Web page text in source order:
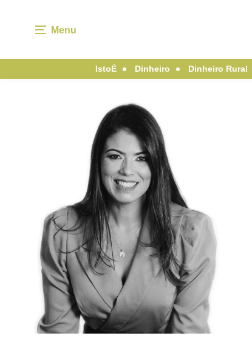
Menu
IstoÉ Dinheiro Dinheiro Rural